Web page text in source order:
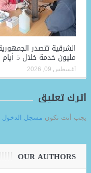
مليون خدمة خلال 5 أيام
أغسطس 09, 2026
أترك تعليق
يجب أنت تكون مسجل الدخول
OUR AUTHORS